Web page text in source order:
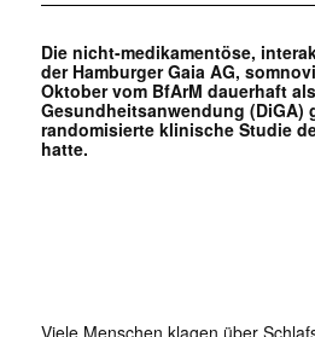
Die nicht-medikamentöse,
der Hamburger Gaia AG,
Oktober vom BfArM dauerhaft
Gesundheitsanwendung (DiGA)
randomisierte klinische Studie
hatte.